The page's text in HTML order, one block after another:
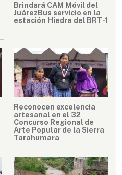
Brindará CAM Móvil del
JuárezBus servicio en la
estación Hiedra del BRT-1
Reconocen excelencia
artesanal en el 32
Concurso Regional de
Arte Popular de la Sierra
Tarahumara